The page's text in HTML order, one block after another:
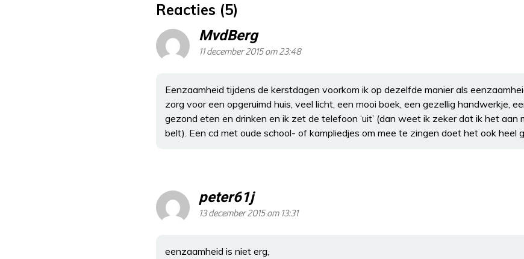
Reacties (5)
MvdBerg
11 december 2015 om 23:48
Eenzaamheid tijdens de kerstdagen voorkom ik op dezelfde manier als
zorg voor een opgeruimd huis, veel licht, een mooi boek, een gezellig handwerkje,
gezond eten en drinken en ik zet de telefoon ‘uit’ (dan weet ik zeker dat ik het aan
belt). Een cd met oude school- of kampliedjes om mee te zingen doet het ook heel
peter61j
13 december 2015 om 13:31
eenzaamheid is niet erg,